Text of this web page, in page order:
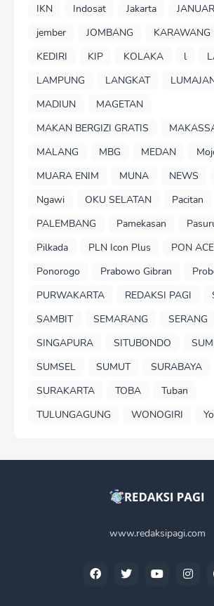
IKN
Indosat Jakarta
jember
JOMBANG KARAWANG
KEDIRI
KIP KOLAKA l
LAMPUNG
LANGKAT
MADIUN
MAGETAN
MAKAN BERGIZI GRATIS
MALANG
MBG MEDAN
MUARA ENIM
MUNA NEWS
Ngawi
OKU SELATAN
Pacitan
PALEMBANG
Pamekasan
Pilkada
PLN Icon Plus
PON
Ponorogo
Prabowo Gibran
PURWAKARTA
REDAKSI PAGI
SAMBIT
SEMARANG SERANG
SINGAPURA
SITUBONDO
SUMSEL
SUMUT
SURABAYA
SURAKARTA
TOBA
Tuban
TULUNGAGUNG
WONOGIRI
www.redaksipagi.com